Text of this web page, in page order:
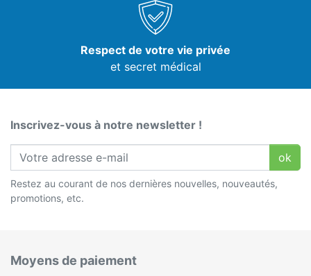
Respect de votre vie privée
et secret médical
Inscrivez-vous à notre newsletter !
ok
Restez au courant de nos dernières nouvelles, nouveautés,
promotions, etc.
Moyens de paiement